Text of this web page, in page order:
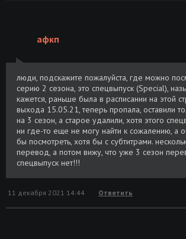
афкп
люди, подскажите пожалуйста, где можно
серию 2 сезона, это спецвыпуск (Special),
кажется, раньше была в расписании на этой
выхода 15.05.21, теперь пропала, оставили
на 3 сезон, а старое удалили, хотя этого
ни где-то еще не могу найти к сожалению, а
бы посмотреть, хотя бы с субтитрами.
перевод, а потом вижу, что уже 3 сезон
спецвыпуск нет!!!
11 декабря 2021 14:44 Ответить